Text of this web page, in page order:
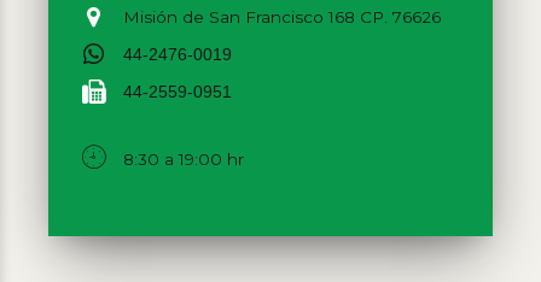
Misión de San Francisco 168 CP. 76626
44-2476-0019
44-2559-0951
8:30 a 19:00 hr